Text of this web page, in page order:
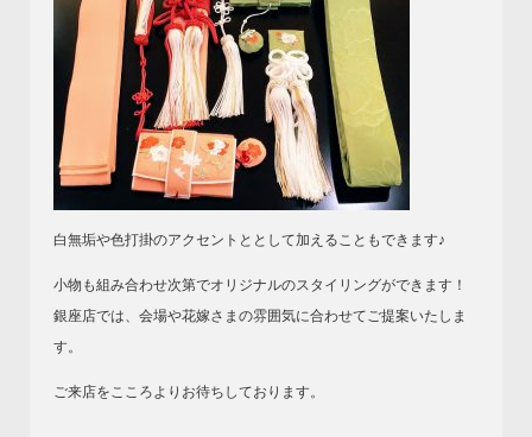
白無垢や色打掛のアクセントととして加えることもできます♪
小物も組み合わせ次第でオリジナルのスタイリングができます！
銀座店では、会場や花嫁さまの雰囲気に合わせてご提案いたしま
す。
ご来店をこころよりお待ちしております。